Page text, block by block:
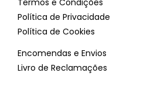
Política de Privacidade
Política de Cookies
Encomendas e Envios
Livro de Reclamações